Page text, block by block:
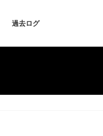
過去ログ